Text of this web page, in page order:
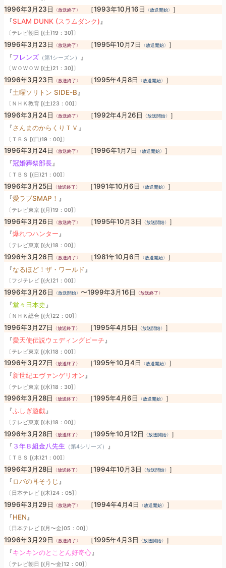
1996年3月23日 〈放送終了〉 ［1993年10月16日 〈放送開始〉
］
『SLAM DUNK (スラムダンク)』
〔テレビ朝日 [(土)19：30]〕
1996年3月23日 〈放送終了〉 ［1995年10月7日 〈放送開始〉
］
『フレンズ （第1シーズン） 』
〔ＷＯＷＯＷ [(土)21：30]〕
1996年3月23日 〈放送終了〉 ［1995年4月8日 〈放送開始〉
］
『土曜ソリトン SIDE-B 』
〔ＮＨＫ教育 [(土)23：00]〕
1996年3月24日 〈放送終了〉 ［1992年4月26日 〈放送開始〉
］
『さんまのからくりＴＶ 』
〔ＴＢＳ [(日)19：00]〕
1996年3月24日 〈放送終了〉 ［1996年1月7日 〈放送開始〉
］
『冠婚葬祭部長』
〔ＴＢＳ [(日)21：00]〕
1996年3月25日 〈放送終了〉 ［1991年10月6日 〈放送開始〉
］
『愛ラブSMAP！ 』
〔テレビ東京 [(月)19：00]〕
1996年3月26日 〈放送終了〉 ［1995年10月3日 〈放送開始〉
］
『爆れつハンター』
〔テレビ東京 [(火)18：00]〕
1996年3月26日 〈放送終了〉 ［1981年10月6日 〈放送開始〉
］
『なるほど！ザ・ワールド 』
〔フジテレビ [(火)21：00]〕
1996年3月26日 〈放送開始〉 〜1999年3月16日 〈放送終了〉
『堂々日本史 』
〔ＮＨＫ総合 [(火)22：00]〕
1996年3月27日 〈放送終了〉 ［1995年4月5日 〈放送開始〉
］
『愛天使伝説ウェディングピーチ 』
〔テレビ東京 [(水)18：00]〕
1996年3月27日 〈放送終了〉 ［1995年10月4日 〈放送開始〉
］
『新世紀エヴァンゲリオン 』
〔テレビ東京 [(水)18：30]〕
1996年3月28日 〈放送終了〉 ［1995年4月6日 〈放送開始〉
］
『ふしぎ遊戯』
〔テレビ東京 [(木)18：00]〕
1996年3月28日 〈放送終了〉 ［1995年10月12日 〈放送開始〉
］
『 ３年Ｂ組金八先生 （第4シリーズ） 』
〔ＴＢＳ [(木)21：00]〕
1996年3月28日 〈放送終了〉 ［1994年10月3日 〈放送開始〉
］
『ロバの耳そうじ』
〔日本テレビ [(木)24：05]〕
1996年3月29日 〈放送終了〉 ［1994年4月4日 〈放送開始〉
］
『HEN 』
〔日本テレビ [(月〜金)05：00]〕
1996年3月29日 〈放送終了〉 ［1995年4月3日 〈放送開始〉
］
『キンキンのとことん好奇心』
〔テレビ朝日 [(月〜金)12：00]〕